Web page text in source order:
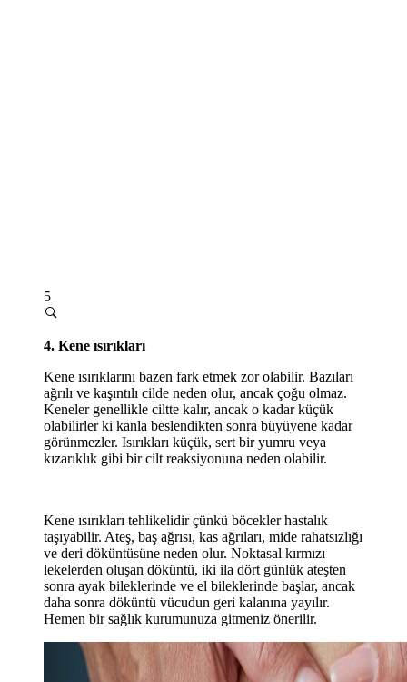
5
4. Kene ısırıkları
Kene ısırıklarını bazen fark etmek zor olabilir. Bazıları
ağrılı ve kaşıntılı cilde neden olur, ancak çoğu olmaz.
Keneler genellikle ciltte kalır, ancak o kadar küçük
olabilirler ki kanla beslendikten sonra büyüyene kadar
görünmezler. Isırıkları küçük, sert bir yumru veya
kızarıklık gibi bir cilt reaksiyonuna neden olabilir.
Kene ısırıkları tehlikelidir çünkü böcekler hastalık
taşıyabilir. Ateş, baş ağrısı, kas ağrıları, mide rahatsızlığı
ve deri döküntüsüne neden olur. Noktasal kırmızı
lekelerden oluşan döküntü, iki ila dört günlük ateşten
sonra ayak bileklerinde ve el bileklerinde başlar, ancak
daha sonra döküntü vücudun geri kalanına yayılır.
Hemen bir sağlık kurumunuza gitmeniz önerilir.